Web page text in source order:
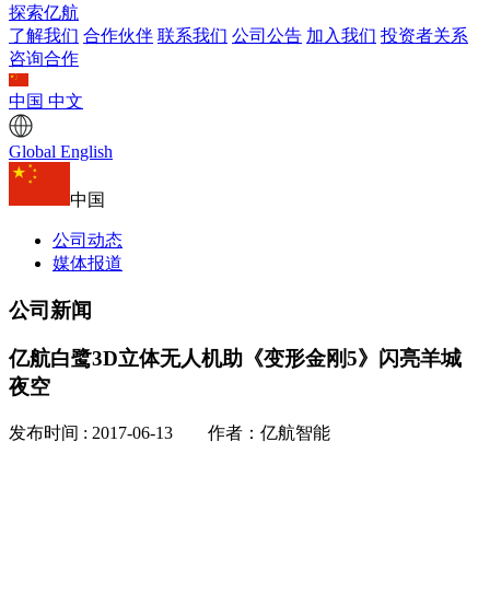
探索亿航
了解我们 合作伙伴 联系我们 公司公告 加入我们 投资者关系
咨询合作
中国 中文
Global English
中国
公司动态
媒体报道
公司新闻
亿航白鹭3D立体无人机助《变形金刚5》闪亮羊城
夜空
发布时间 : 2017-06-13 作者：亿航智能